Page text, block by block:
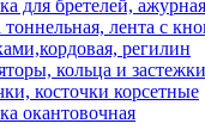
для бретелей, ажурная
тоннельная, лента с
регилин
кольца и застежки
косточки корсетные
окантовочная